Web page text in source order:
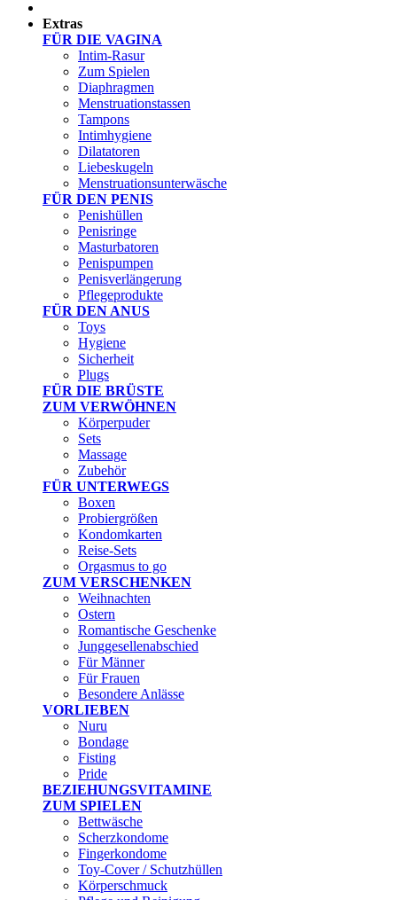
Extras
FÜR DIE VAGINA
Intim-Rasur
Zum Spielen
Diaphragmen
Menstruationstassen
Tampons
Intimhygiene
Dilatatoren
Liebeskugeln
Menstruationsunterwäsche
FÜR DEN PENIS
Penishüllen
Penisringe
Masturbatoren
Penispumpen
Penisverlängerung
Pflegeprodukte
FÜR DEN ANUS
Toys
Hygiene
Sicherheit
Plugs
FÜR DIE BRÜSTE
ZUM VERWÖHNEN
Körperpuder
Sets
Massage
Zubehör
FÜR UNTERWEGS
Boxen
Probiergrößen
Kondomkarten
Reise-Sets
Orgasmus to go
ZUM VERSCHENKEN
Weihnachten
Ostern
Romantische Geschenke
Junggesellenabschied
Für Männer
Für Frauen
Besondere Anlässe
VORLIEBEN
Nuru
Bondage
Fisting
Pride
BEZIEHUNGSVITAMINE
ZUM SPIELEN
Bettwäsche
Scherzkondome
Fingerkondome
Toy-Cover / Schutzhüllen
Körperschmuck